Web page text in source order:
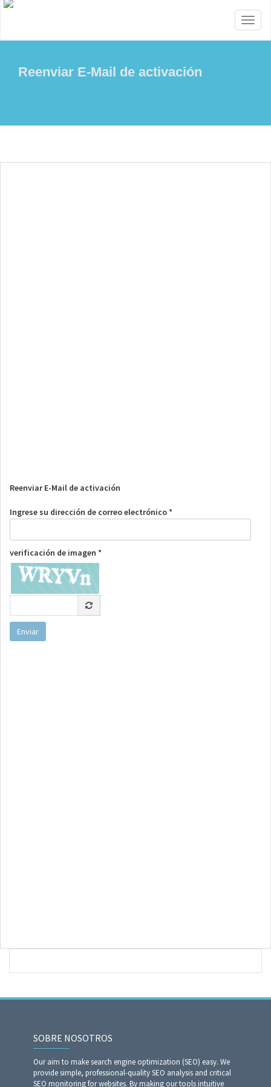
Reenviar E-Mail de activación
Reenviar E-Mail de activación
Ingrese su dirección de correo electrónico *
verificación de imagen *
Enviar
SOBRE NOSOTROS
Our aim to make search engine optimization (SEO) easy. We
provide simple, professional-quality SEO analysis and critical
SEO monitoring for websites. By making our tools intuitive